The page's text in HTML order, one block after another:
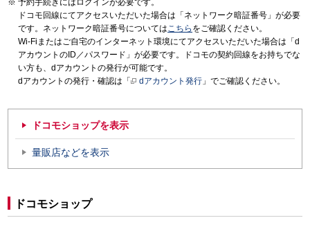
予約手続きにはログインが必要です。
ドコモ回線にてアクセスいただいた場合は「ネットワーク暗証番号」が必要
です。ネットワーク暗証番号についてはこちら をご確認ください。
Wi-Fiまたはご自宅のインターネット環境にてアクセスいただいた場合は「d
アカウントのID／パスワード」が必要です。ドコモの契約回線をお持ちでな
い方も、dアカウントの発行が可能です。
dアカウントの発行・確認は「
dアカウント発行 」でご確認ください。
ドコモショップを表示
量販店などを表示
ドコモショップ